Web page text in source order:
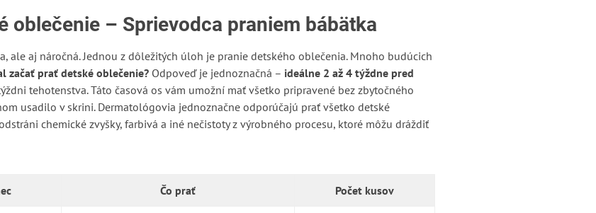
oblečenie – Sprievodca praniem bábätka
ale aj náročná. Jednou z dôležitých úloh je pranie detského oblečenia. Mnoho budúcich
začať prať detské oblečenie?Odpoveď je jednoznačná – ideálne 2 až 4 týždne pred
tehotenstva. Táto časová os vám umožní mať všetko pripravené bez zbytočného
usadilo v skrini. Dermatológovia jednoznačne odporúčajú prať všetko detské
chemické zvyšky, farbivá a iné nečistoty z výrobného procesu, ktoré môžu dráždiť
Čo prať Počet kusov